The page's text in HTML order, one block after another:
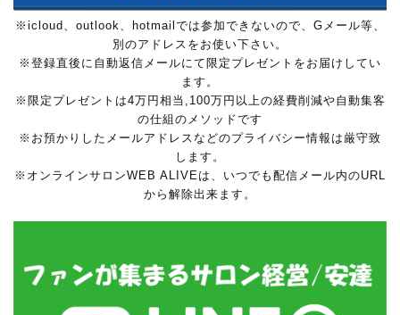
※icloud、outlook、hotmailでは参加できないので、Gメール等、
別のアドレスをお使い下さい。
※登録直後に自動返信メールにて限定プレゼントをお届けしてい
ます。
※限定プレゼントは4万円相当,100万円以上の経費削減や自動集客
の仕組のメソッドです
※お預かりしたメールアドレスなどのプライバシー情報は厳守致
します。
※オンラインサロンWEB ALIVEは、いつでも配信メール内のURL
から解除出来ます。